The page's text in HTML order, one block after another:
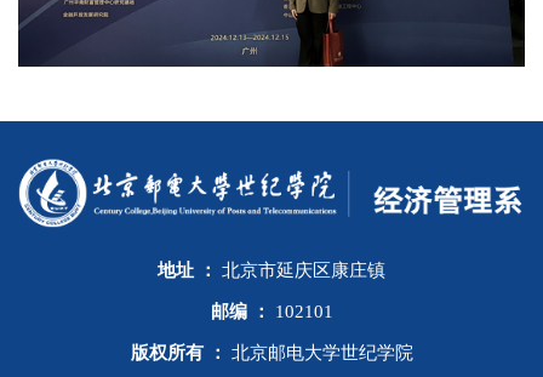
地址 ： 北京市延庆区康庄镇
邮编 ： 102101
版权所有 ： 北京邮电大学世纪学院